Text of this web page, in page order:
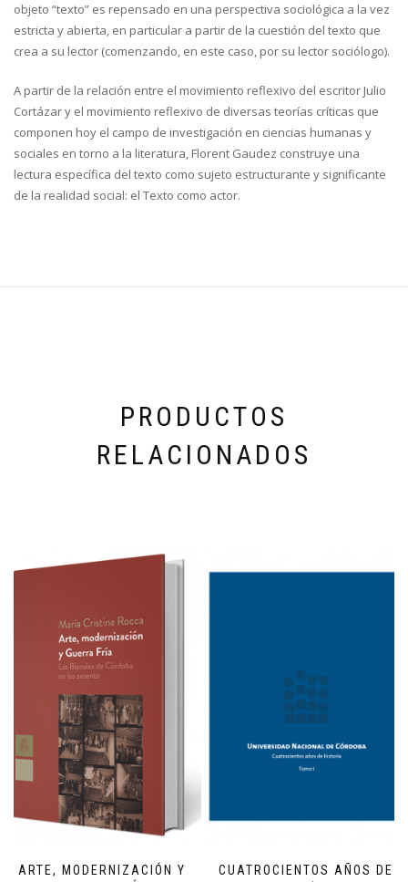
objeto “texto” es repensado en una perspectiva sociológica a la vez
estricta y abierta, en particular a partir de la cuestión del texto que
crea a su lector (comenzando, en este caso, por su lector sociólogo).
A partir de la relación entre el movimiento reflexivo del escritor Julio
Cortázar y el movimiento reflexivo de diversas teorías críticas que
componen hoy el campo de investigación en ciencias humanas y
sociales en torno a la literatura, Florent Gaudez construye una
lectura específica del texto como sujeto estructurante y significante
de la realidad social: el Texto como actor.
PRODUCTOS
RELACIONADOS
ARTE, MODERNIZACIÓN Y
CUATROCIENTOS AÑOS DE